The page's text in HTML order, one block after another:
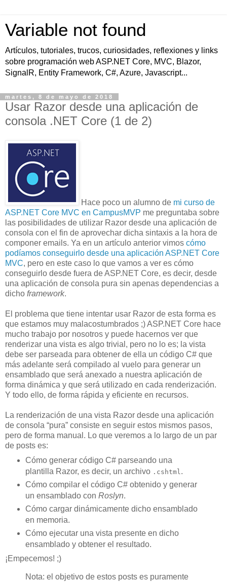
Variable not found
Artículos, tutoriales, trucos, curiosidades, reflexiones y links
sobre programación web ASP.NET Core, MVC, Blazor,
SignalR, Entity Framework, C#, Azure, Javascript...
martes, 8 de mayo de 2018
Usar Razor desde una aplicación de
consola .NET Core (1 de 2)
Hace poco un alumno de mi curso de
ASP.NET Core MVC en CampusMVP me preguntaba sobre
las posibilidades de utilizar Razor desde una aplicación de
consola con el fin de aprovechar dicha sintaxis a la hora de
componer emails. Ya en un artículo anterior vimos cómo
podíamos conseguirlo desde una aplicación ASP.NET Core
MVC, pero en este caso lo que vamos a ver es cómo
conseguirlo desde fuera de ASP.NET Core, es decir, desde
una aplicación de consola pura sin apenas dependencias a
dicho framework.
El problema que tiene intentar usar Razor de esta forma es
que estamos muy malacostumbrados ;) ASP.NET Core hace
mucho trabajo por nosotros y puede hacernos ver que
renderizar una vista es algo trivial, pero no lo es; la vista
debe ser parseada para obtener de ella un código C# que
más adelante será compilado al vuelo para generar un
ensamblado que será anexado a nuestra aplicación de
forma dinámica y que será utilizado en cada renderización.
Y todo ello, de forma rápida y eficiente en recursos.
La renderización de una vista Razor desde una aplicación
de consola “pura” consiste en seguir estos mismos pasos,
pero de forma manual. Lo que veremos a lo largo de un par
de posts es:
Cómo generar código C# parseando una
plantilla Razor, es decir, un archivo .cshtml .
Cómo compilar el código C# obtenido y generar
un ensamblado con Roslyn.
Cómo cargar dinámicamente dicho ensamblado
en memoria.
Cómo ejecutar una vista presente en dicho
ensamblado y obtener el resultado.
¡Empecemos! ;)
Nota: el objetivo de estos posts es puramente